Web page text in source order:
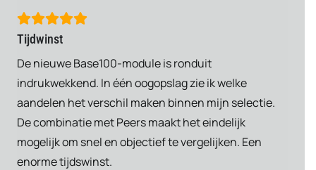
Tijdwinst
De nieuwe Base100-module is ronduit
indrukwekkend. In één oogopslag zie ik welke
aandelen het verschil maken binnen mijn selectie.
De combinatie met Peers maakt het eindelijk
mogelijk om snel en objectief te vergelijken. Een
enorme tijdswinst.